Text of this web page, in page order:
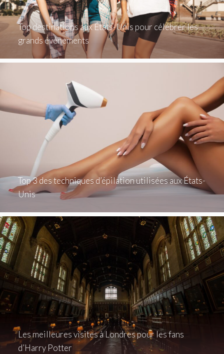
Top destinations aux États-Unis pour célébrer les
grands événements
Top 3 des techniques d’épilation utilisées aux États-
Unis
Les meilleures visites à Londres pour les fans
d’Harry Potter